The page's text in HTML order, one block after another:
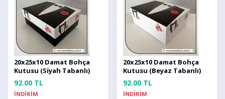
20x25x10 Damat Bohça
Kutusu (Siyah Tabanlı)
92.00 TL
İNDİRİM
20x25x10 Damat Bohça
Kutusu (Beyaz Tabanlı)
92.00 TL
İNDİRİM